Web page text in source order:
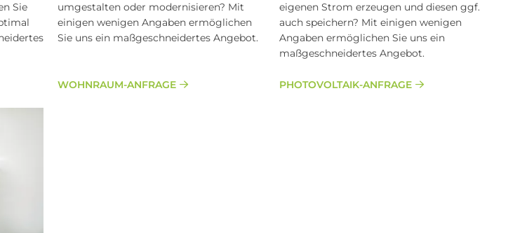
Sie
umgestalten oder modernisieren? Mit
einigen wenigen Angaben ermöglichen
Sie uns ein maßgeschneidertes Angebot.
WOHNRAUM-ANFRAGE
eigenen Strom erzeugen und diesen ggf.
auch speichern? Mit einigen wenigen
Angaben ermöglichen Sie uns ein
maßgeschneidertes Angebot.
PHOTOVOLTAIK-ANFRAGE